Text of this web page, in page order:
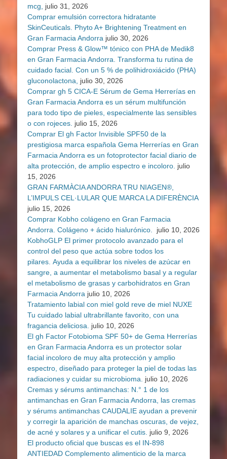
mcg,
julio 31, 2026
Comprar emulsión correctora hidratante
SkinCeuticals. Phyto A+ Brightening Treatment en
Gran Farmacia Andorra julio 30, 2026
Comprar Press & Glow™ tónico con PHA de Medik8
en Gran Farmacia Andorra. Transforma tu rutina de
cuidado facial. Con un 5 % de polihidroxiácido (PHA)
gluconolactona,
julio 30, 2026
Comprar gh 5 CICA-E Sérum de Gema Herrerías en
Gran Farmacia Andorra es un sérum multifunción
para todo tipo de pieles, especialmente las sensibles
o con rojeces. julio 15, 2026
Comprar El gh Factor Invisible SPF50 de la
prestigiosa marca española Gema Herrerías en Gran
Farmacia Andorra es un fotoprotector facial diario de
alta protección, de amplio espectro e incoloro. julio
15, 2026
GRAN FARMÀCIA ANDORRA TRU NIAGEN®,
L’IMPULS CEL·LULAR QUE MARCA LA DIFERÈNCIA
julio 15, 2026
Comprar Kobho colágeno en Gran Farmacia
Andorra. Colágeno + ácido hialurónico.
julio 10, 2026
KobhoGLP El primer protocolo avanzado para el
control del peso que actúa sobre todos los
pilares. Ayuda a equilibrar los niveles de azúcar en
sangre, a aumentar el metabolismo basal y a regular
el metabolismo de grasas y carbohidratos en Gran
Farmacia Andorra julio 10, 2026
Tratamiento labial con miel gold reve de miel NUXE
Tu cuidado labial ultrabrillante favorito, con una
fragancia deliciosa.
julio 10, 2026
El gh Factor Fotobioma SPF 50+ de Gema Herrerías
en Gran Farmacia Andorra es un protector solar
facial incoloro de muy alta protección y amplio
espectro, diseñado para proteger la piel de todas las
radiaciones y cuidar su microbioma.
julio 10, 2026
Cremas y sérums antimanchas: N.° 1 de los
antimanchas en Gran Farmacia Andorra, las cremas
y sérums antimanchas CAUDALIE ayudan a prevenir
y corregir la aparición de manchas oscuras, de vejez,
de acné y solares y a unificar el cutis. julio 9, 2026
El producto oficial que buscas es el IN-898
ANTIEDAD Complemento alimenticio de la marca